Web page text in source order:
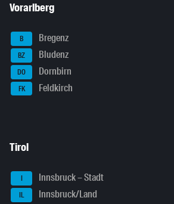
Vorarlberg
B Bregenz
BZ Bludenz
DO Dornbirn
FK Feldkirch
Tirol
I Innsbruck – Stadt
IL Innsbruck/Land